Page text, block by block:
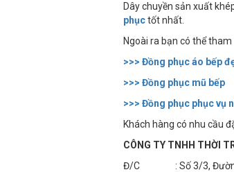
Dây chuyền sản xuất
phụctốt nhất.
Ngoài ra bạn có thể
>>> Đồng phục áo bếp
>>> Đồng phục mũ bếp
>>> Đồng phục phục vụ
Khách hàng có nhu cầu
CÔNG TY TNHH THỜI
Đ/C : Số 3/3, Đường